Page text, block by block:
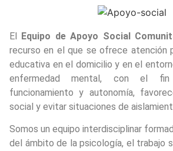
El Equipo de Apoyo Social
recurso en el que se ofrece atención
educativa en el domicilio y en el
enfermedad mental, con el
funcionamiento y autonomía,
social y evitar situaciones de
Somos un equipo interdisciplinar
del ámbito de la psicología, el trabajo